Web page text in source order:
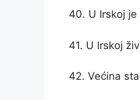
40. U Irskoj
41. U Irskoj
42. Većina